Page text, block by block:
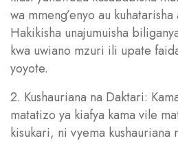
wa mmeng’enyo au kuhatarisha
Hakikisha unajumuisha
kwa uwiano mzuri ili upate
yoyote.
2. Kushauriana na Daktari:
matatizo ya kiafya kama vile
kisukari, ni vyema kushauriana